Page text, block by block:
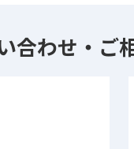
合わせ・ご